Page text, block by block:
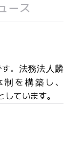
ース
す。法務法人麟
を構築し、
ています。